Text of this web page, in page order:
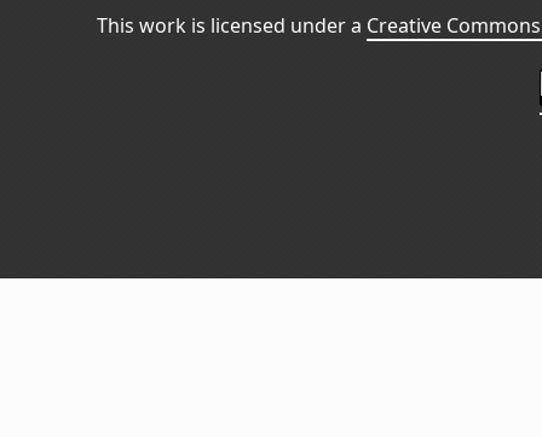
This work is licensed under a Creative